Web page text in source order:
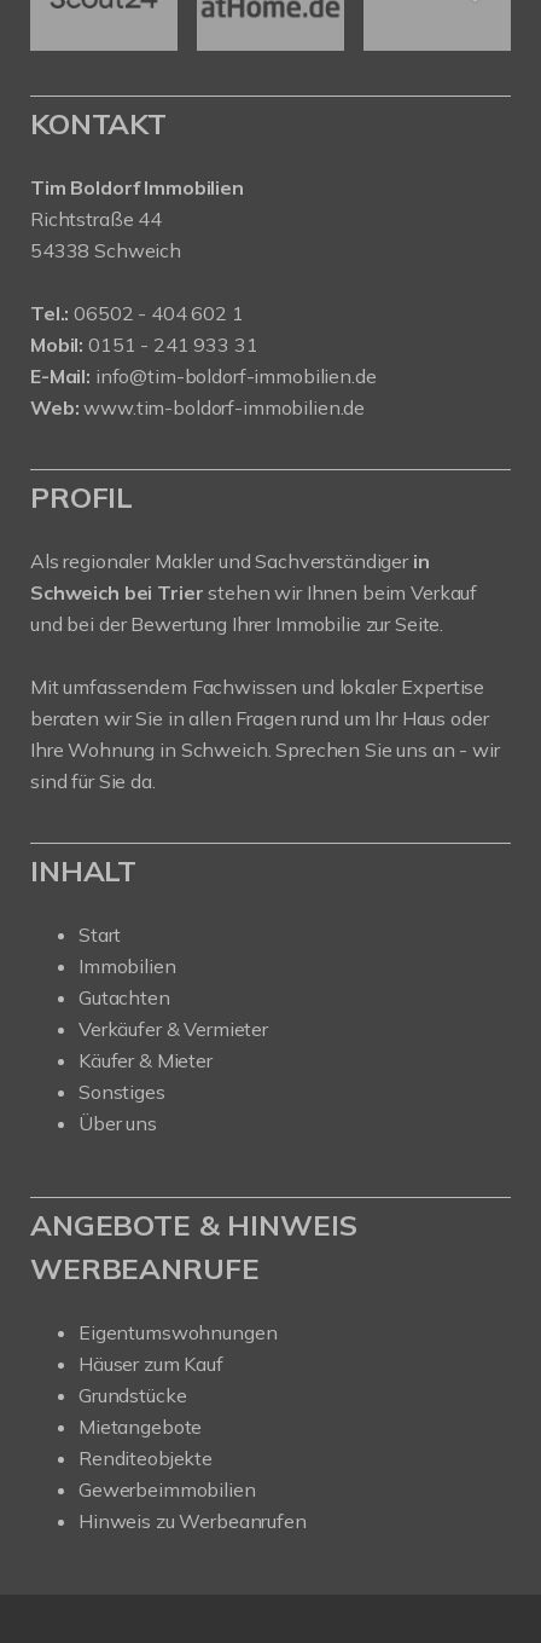
KONTAKT
Tim Boldorf Immobilien
Richtstraße 44
54338 Schweich
Tel.: 06502 - 404 602 1
Mobil: 0151 - 241 933 31
E-Mail: info@tim-boldorf-immobilien.de
Web:www.tim-boldorf-immobilien.de
PROFIL
Als regionaler Makler und Sachverständigerin
Schweich bei Trierstehen wir Ihnen beim Verkauf
und bei der Bewertung Ihrer Immobilie zur Seite.
Mit umfassendem Fachwissen und lokaler Expertise
beraten wir Sie in allen Fragen rund um Ihr Haus oder
Ihre Wohnung in Schweich. Sprechen Sie uns an - wir
sind für Sie da.
INHALT
Start
Immobilien
Gutachten
Verkäufer & Vermieter
Käufer & Mieter
Sonstiges
Über uns
ANGEBOTE & HINWEIS
WERBEANRUFE
Eigentumswohnungen
Häuser zum Kauf
Grundstücke
Mietangebote
Renditeobjekte
Gewerbeimmobilien
Hinweis zu Werbeanrufen